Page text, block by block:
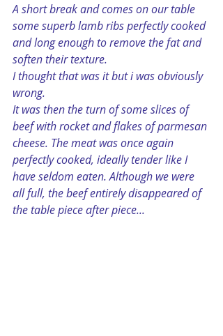
A short break and comes on our table
some superb lamb ribs perfectly cooked
and long enough to remove the fat and
soften their texture.
I thought that was it but i was obviously
wrong.
It was then the turn of some slices of
beef with rocket and flakes of parmesan
cheese. The meat was once again
perfectly cooked, ideally tender like I
have seldom eaten. Although we were
all full, the beef entirely disappeared of
the table piece after piece...